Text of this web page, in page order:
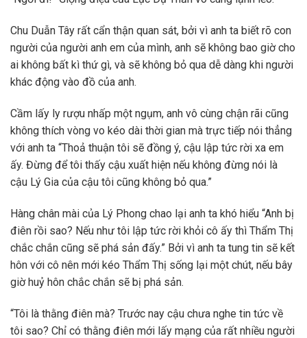
Chu Duẫn Tây rất cẩn thận quan sát, bởi vì anh ta biết rõ con
người của người anh em của mình, anh sẽ không bao giờ cho
ai không bất kì thứ gì, và sẽ không bỏ qua dễ dàng khi người
khác động vào đồ của anh.
Cầm lấy ly rượu nhấp một ngụm, anh vô cùng chận rãi cũng
không thích vòng vo kéo dài thời gian mà trực tiếp nói thẳng
với anh ta “Thoả thuận tôi sẽ đồng ý, cậu lập tức rời xa em
ấy. Đừng để tôi thấy cậu xuất hiện nếu không đừng nói là
cậu Lý Gia của cậu tôi cũng không bỏ qua.”
Hàng chân mài của Lý Phong chao lại anh ta khó hiểu “Anh bị
điên rồi sao? Nếu như tôi lập tức rời khỏi cô ấy thì Thẩm Thị
chắc chắn cũng sẽ phá sản đấy.” Bởi vì anh ta tung tin sẽ kết
hôn với cô nên mới kéo Thẩm Thị sống lại một chút, nếu bây
giờ huỷ hôn chắc chắn sẽ bị phá sản.
“Tôi là thằng điên mà? Trước nay cậu chưa nghe tin tức về
tôi sao? Chỉ có thằng điên mới lấy mạng của rất nhiều người